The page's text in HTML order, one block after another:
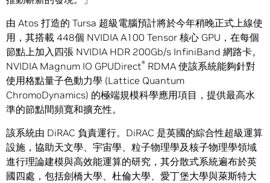
由 Atos 打造的 Tursa 超級電腦預計將於今年稍晚正式上線使
用，其搭載 448個 NVIDIA A100 Tensor 核心 GPU，在每個
節點上加入四張 NVIDIA HDR 200Gb/s InfiniBand 網路卡。
NVIDIA Magnum IO GPUDirect® RDMA 使該系統能夠針對
使用格點量子色動力學 (Lattice Quantum
ChromoDynamics) 的極端規模科學應用項目，提供最高水
準的節點間頻寬和擴充性。
該系統由 DiRAC 負責運行。DiRAC 是英國的綜合性超級運算
設施，協助天文學、宇宙學、粒子物理學及核子物理學領域
進行理論建模與高效能運算的研究，其分散式系統遍布於英
國四處，包括劍橋大學、杜倫大學、愛丁堡大學與萊斯特大